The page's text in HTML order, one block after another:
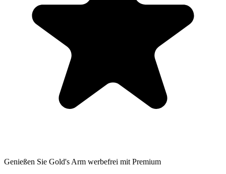
Genießen Sie Gold's Arm werbefrei mit Premium